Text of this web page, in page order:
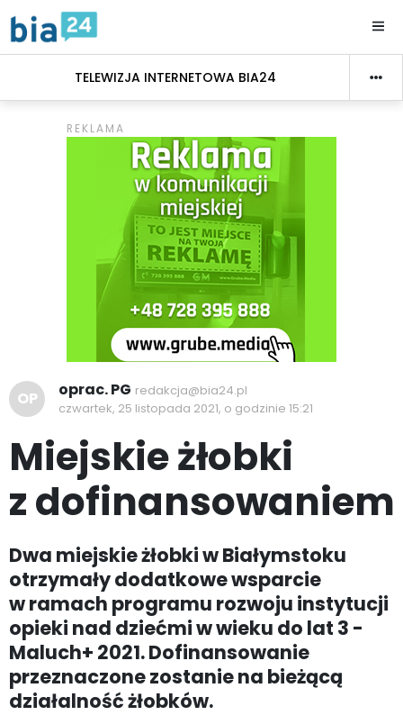
TELEWIZJA INTERNETOWA BIA24
OP oprac. PG redakcja@bia24.pl
czwartek, 25 listopada 2021, o godzinie 15:21
Miejskie żłobki
z dofinansowaniem
Dwa miejskie żłobki w Białymstoku
otrzymały dodatkowe wsparcie
w ramach programu rozwoju instytucji
opieki nad dziećmi w wieku do lat 3 -
Maluch+ 2021. Dofinansowanie
przeznaczone zostanie na bieżącą
działalność żłobków.